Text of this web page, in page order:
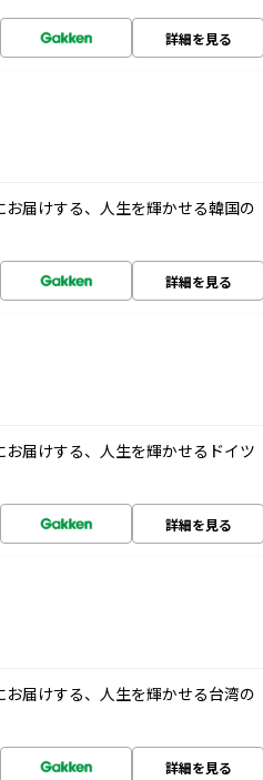
詳細を見る
届けする、人生を輝かせる韓国の
詳細を見る
届けする、人生を輝かせるドイツ
詳細を見る
届けする、人生を輝かせる台湾の
詳細を見る